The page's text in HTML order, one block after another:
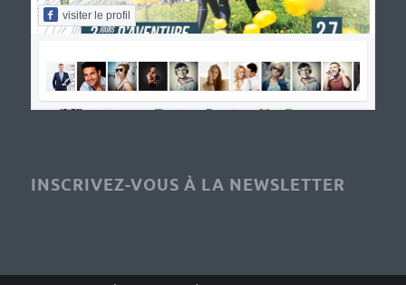
visiter le profil
INSCRIVEZ-VOUS À LA NEWSLETTER